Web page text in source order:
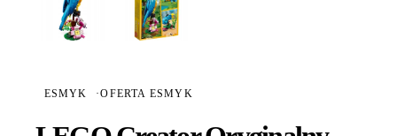
ESMYK ·OFERTA ESMYK